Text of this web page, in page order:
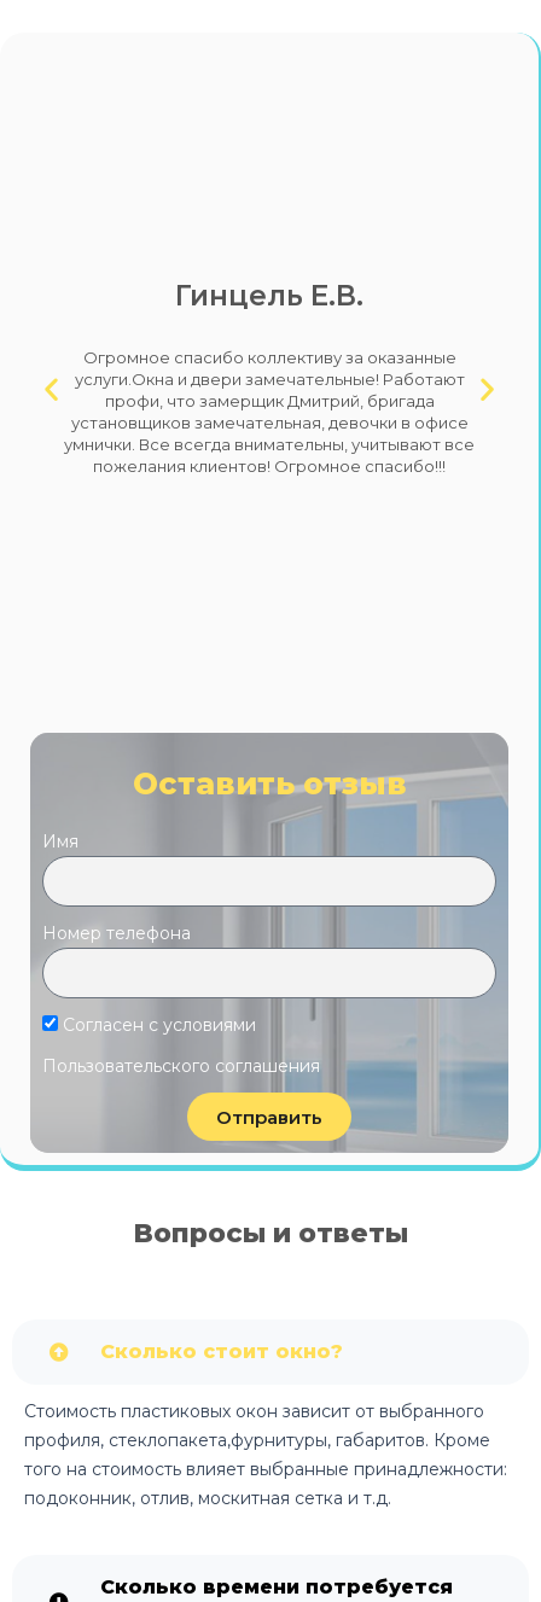
Гинцель Е.В.
Огромное спасибо коллективу за оказанные
услуги.Окна и двери замечательные! Работают
профи, что замерщик Дмитрий, бригада
установщиков замечательная, девочки в офисе
умнички. Все всегда внимательны, учитывают все
пожелания клиентов! Огромное спасибо!!!
Previous Next
Оставить отзыв
Имя
Номер телефона
Согласен с условиями
Пользовательского соглашения
Отправить
Вопросы и ответы
Сколько стоит окно?
Стоимость пластиковых окон зависит от выбранного
профиля, стеклопакета,фурнитуры, габаритов. Кроме
того на стоимость влияет выбранные принадлежности:
подоконник, отлив, москитная сетка и т.д.
Сколько времени потребуется